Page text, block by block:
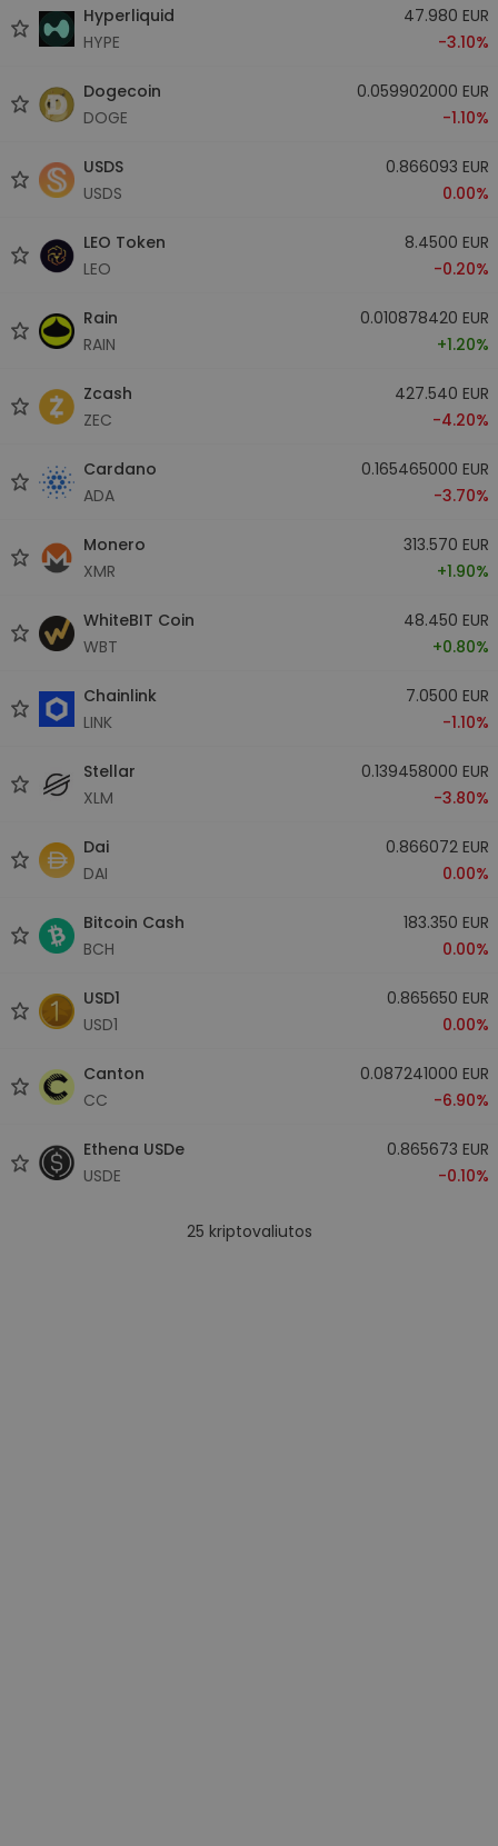
Hyperliquid
HYPE
47.980 EUR
-3.10%
Dogecoin
DOGE
0.059902000 EUR
-1.10%
USDS
USDS
0.866093 EUR
0.00%
LEO Token
LEO
8.4500 EUR
-0.20%
Rain
RAIN
0.010878420 EUR
+1.20%
Zcash
ZEC
427.540 EUR
-4.20%
Cardano
ADA
0.165465000 EUR
-3.70%
Monero
XMR
313.570 EUR
+1.90%
WhiteBIT Coin
WBT
48.450 EUR
+0.80%
Chainlink
LINK
7.0500 EUR
-1.10%
Stellar
XLM
0.139458000 EUR
-3.80%
Dai
DAI
0.866072 EUR
0.00%
Bitcoin Cash
BCH
183.350 EUR
0.00%
USD1
USD1
0.865650 EUR
0.00%
Canton
CC
0.087241000 EUR
-6.90%
Ethena USDe
USDE
0.865673 EUR
-0.10%
25 kriptovaliutos